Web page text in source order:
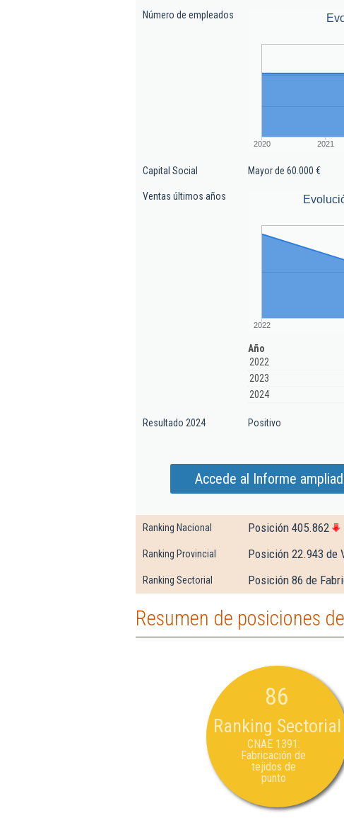
Número de empleados
2020 2021
Capital Social Mayor de 60.000 €
Ventas últimos años
2022
Año
2022
2023
2024
Resultado 2024 Positivo
Accede al Informe
Ranking Nacional Posición 405.862
Ranking Provincial Posición 22.943 de
Ranking Sectorial Posición 86 de
Resumen de posiciones
86
Ranking Sectorial
CNAE 1391:
Fabricación de
tejidos de
punto